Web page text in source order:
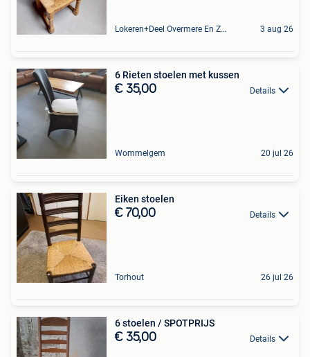
Lokeren+Deel Overmere En Zele 3 aug 26
6 Rieten stoelen met kussen
€ 35,00 Details
Wommelgem 20 jul 26
Eiken stoelen
€ 70,00 Details
Torhout 26 jul 26
6 stoelen / SPOTPRIJS
€ 35,00 Details